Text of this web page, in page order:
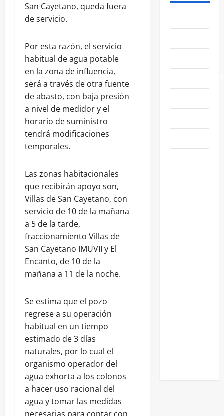
San Cayetano, queda fuera
de servicio.
Por esta razón, el servicio
habitual de agua potable
en la zona de influencia,
será a través de otra fuente
de abasto, con baja presión
a nivel de medidor y el
horario de suministro
tendrá modificaciones
temporales.
Las zonas habitacionales
que recibirán apoyo son,
Villas de San Cayetano, con
servicio de 10 de la mañana
a 5 de la tarde,
fraccionamiento Villas de
San Cayetano IMUVII y El
Encanto, de 10 de la
mañana a 11 de la noche.
Se estima que el pozo
regrese a su operación
habitual en un tiempo
estimado de 3 días
naturales, por lo cual el
organismo operador del
agua exhorta a los colonos
a hacer uso racional del
agua y tomar las medidas
necesarias para contar con